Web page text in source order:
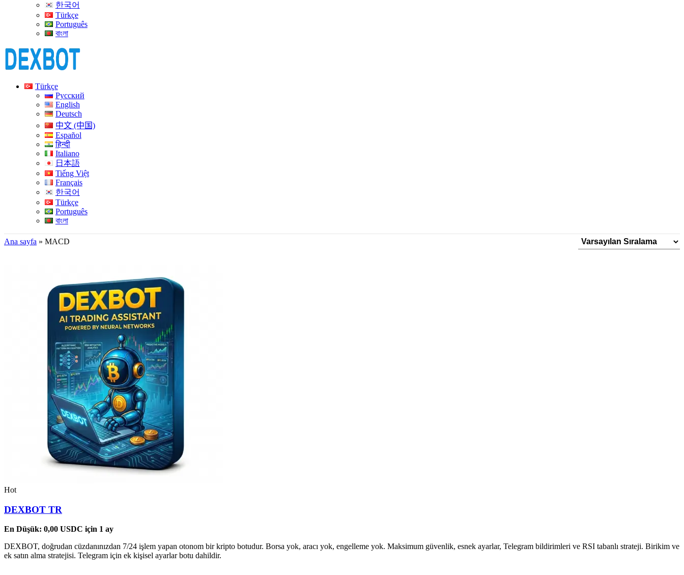
한국어
Türkçe
Português
বাংলা
Türkçe
Русский
English
Deutsch
中文 (中国)
Español
हिन्दी
Italiano
日本語
Tiếng Việt
Français
한국어
Türkçe
Português
বাংলা
Ana sayfa » MACD
Hot
DEXBOT TR
En Düşük: 0,00 USDC için 1 ay
DEXBOT, doğrudan cüzdanınızdan 7/24 işlem yapan otonom bir kripto botudur. Borsa yok, aracı yok, engelleme yok. Maksimum güvenlik, esnek ayarlar, Telegram bildirimleri ve RSI tabanlı strateji. Birikim ve
ek satın alma stratejisi. Telegram için ek kişisel ayarlar botu dahildir.